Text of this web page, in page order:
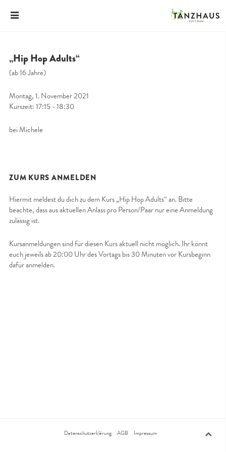
„Hip Hop Adults“
(ab 16 Jahre)
Montag, 1. November 2021
Kurszeit: 17:15 - 18:30
bei Michele
ZUM KURS ANMELDEN
Hiermit meldest du dich zu dem Kurs „Hip Hop Adults“ an. Bitte
beachte, dass aus aktuellen Anlass pro Person/Paar nur eine Anmeldung
zulässig ist.
Kursanmeldungen sind für diesen Kurs aktuell nicht möglich. Ihr könnt
euch jeweils ab 20:00 Uhr des Vortags bis 30 Minuten vor Kursbeginn
dafür anmelden.
Datenschutzerklärung AGB Impressum